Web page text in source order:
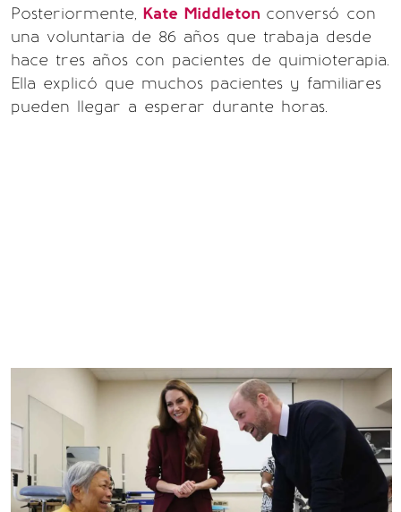
Posteriormente, Kate Middleton conversó con
una voluntaria de 86 años que trabaja desde
hace tres años con pacientes de quimioterapia.
Ella explicó que muchos pacientes y familiares
pueden llegar a esperar durante horas.